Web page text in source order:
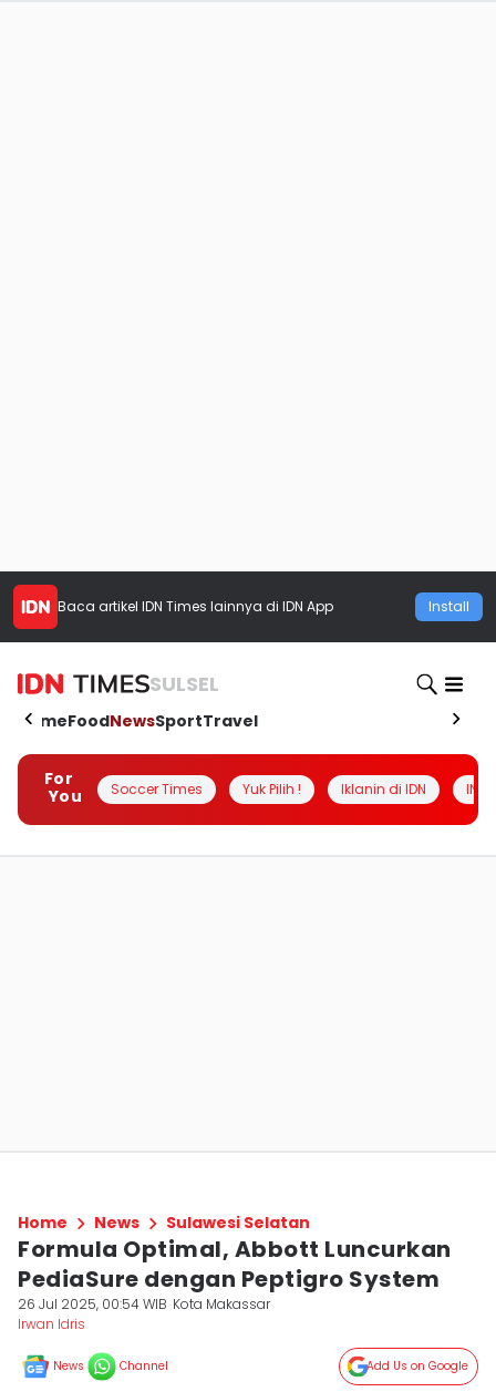
Baca artikel IDN Times lainnya di IDN App Install
SULSEL
HomeFoodNewsSportTravel
For
You
Soccer Times Yuk Pilih ! Iklanin di IDN
Home News Sulawesi Selatan
Formula Optimal, Abbott Luncurkan
PediaSure dengan Peptigro System
26 Jul 2025, 00:54 WIB Kota Makassar
Irwan Idris
News Channel Add Us on Google